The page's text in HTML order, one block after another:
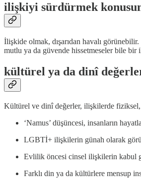
ilişkiyi sürdürmek
İlişkide olmak, dışarıdan havalı
mutlu ya da güvende hissetmeseler bile
kültürel ya da dinî
Kültürel ve dinî değerler, ilişkilerde fiziksel,
‘Namus’ düşüncesi, insanların
LGBTİ+ ilişkilerin günah olarak
Evlilik öncesi cinsel ilişkilerin kabul
Farklı din ya da kültürlere mensup